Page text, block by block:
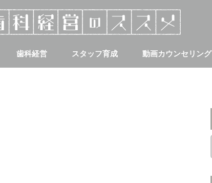
歯科経営 スタッフ育成 動画カウンセリング